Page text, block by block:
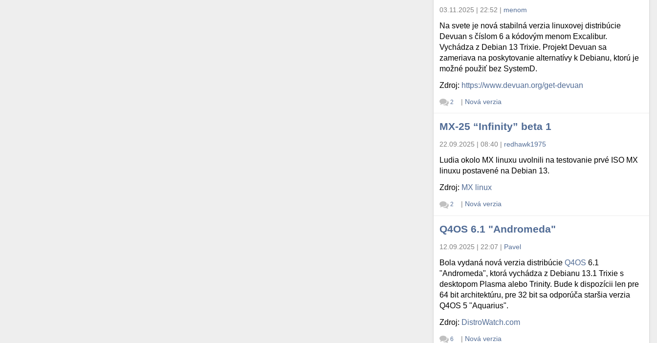
03.11.2025 | 22:52 | menom
Na svete je nová stabilná verzia linuxovej distribúcie
Devuan s číslom 6 a kódovým menom Excalibur.
Vychádza z Debian 13 Trixie. Projekt Devuan sa
zameriava na poskytovanie alternatívy k Debianu, ktorú je
možné použiť bez SystemD.
Zdroj: https://www.devuan.org/get-devuan
2 | Nová verzia
MX-25 “Infinity” beta 1
22.09.2025 | 08:40 | redhawk1975
Ludia okolo MX linuxu uvolnili na testovanie prvé ISO MX
linuxu postavené na Debian 13.
Zdroj: MX linux
2 | Nová verzia
Q4OS 6.1 "Andromeda"
12.09.2025 | 22:07 | Pavel
Bola vydaná nová verzia distribúcieQ4OS 6.1
"Andromeda", ktorá vychádza z Debianu 13.1 Trixie s
desktopom Plasma alebo Trinity. Bude k dispozícii len pre
64 bit architektúru, pre 32 bit sa odporúča staršia verzia
Q4OS 5 "Aquarius".
Zdroj: DistroWatch.com
6 | Nová verzia